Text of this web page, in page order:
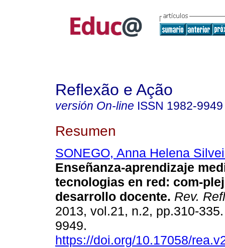
Reflexão e Ação
versión On-line ISSN 1982-9949
Resumen
SONEGO, Anna Helena
Enseñanza-aprendizaje
tecnologias en red: com-
desarrollo docente. Rev.
2013, vol.21, n.2, pp.310-
9949.
https://doi.org/10.17058/